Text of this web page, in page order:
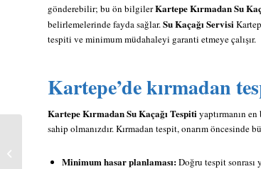
gönderebilir; bu ön bilgilerKartepe Kırmadan Su
belirlemelerinde fayda sağlar.Su Kaçağı Servisi
tespiti ve minimum müdahaleyi garanti etmeye çalışır.
Kartepe’de kırmadan
Kartepe Kırmadan Su Kaçağı Tespitiyaptırmanın
sahip olmanızdır. Kırmadan tespit, onarım öncesinde
Minimum hasar planlaması:Doğru tespit sonrası
Kaçağı Tespiti